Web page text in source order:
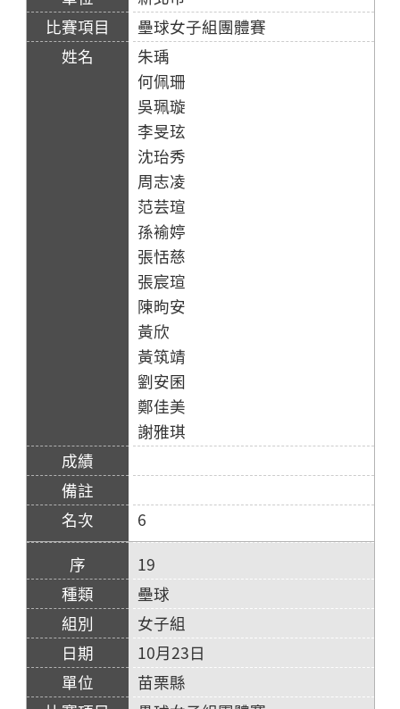
壘球女子組團體賽
朱瑀
何佩珊
吳珮璇
李旻玹
沈珆秀
周志凌
范芸瑄
孫褕婷
張恬慈
張宸瑄
陳昫安
黃欣
黃筑靖
劉安囷
鄭佳美
謝雅琪
6
19
壘球
女子組
10月23日
苗栗縣